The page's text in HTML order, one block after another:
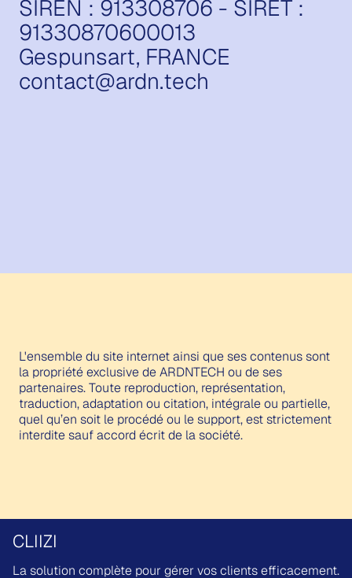
SIREN : 913308706 - SIRET :
91330870600013
Gespunsart, FRANCE
contact@ardn.tech
L'ensemble du site internet ainsi que ses contenus sont
la propriété exclusive de ARDNTECH ou de ses
partenaires. Toute reproduction, représentation,
traduction, adaptation ou citation, intégrale ou partielle,
quel qu’en soit le procédé ou le support, est strictement
interdite sauf accord écrit de la société.
CLIIZI
La solution complète pour gérer vos clients efficacement.